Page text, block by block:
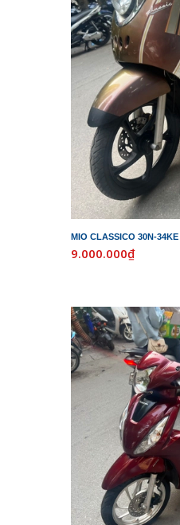
MIO CLASSICO 30N-34KE
9.000.000₫